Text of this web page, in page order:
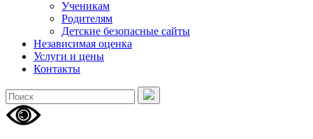
Ученикам
Родителям
Детские безопасные сайты
Независимая оценка
Услуги и цены
Контакты